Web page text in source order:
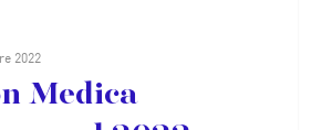
2022
Medica